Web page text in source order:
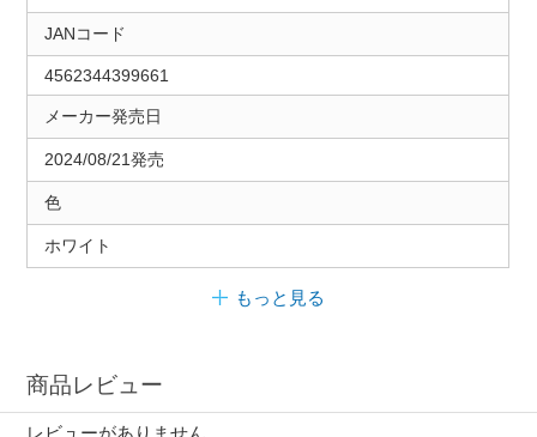
JANコード
4562344399661
メーカー発売日
2024/08/21発売
色
ホワイト
もっと見る
商品レビュー